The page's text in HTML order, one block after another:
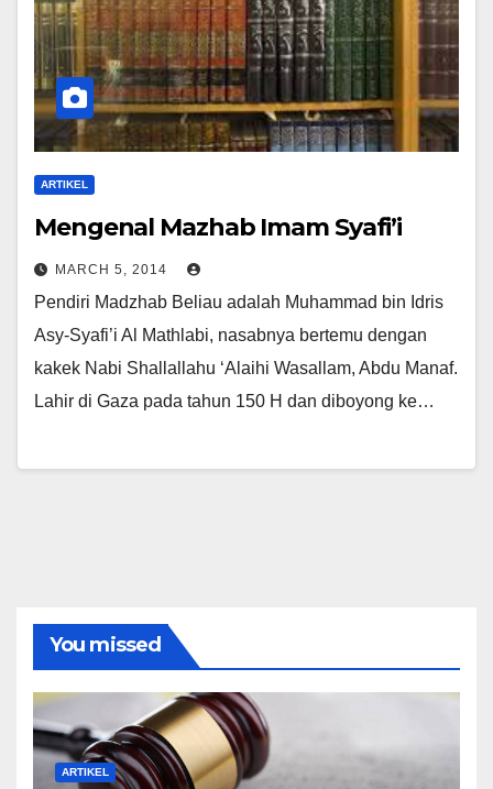
ARTIKEL
Mengenal Mazhab Imam Syafi’i
MARCH 5, 2014
Pendiri Madzhab Beliau adalah Muhammad bin Idris
Asy-Syafi’i Al Mathlabi, nasabnya bertemu dengan
kakek Nabi Shallallahu ‘Alaihi Wasallam, Abdu Manaf.
Lahir di Gaza pada tahun 150 H dan diboyong ke…
You missed
ARTIKEL